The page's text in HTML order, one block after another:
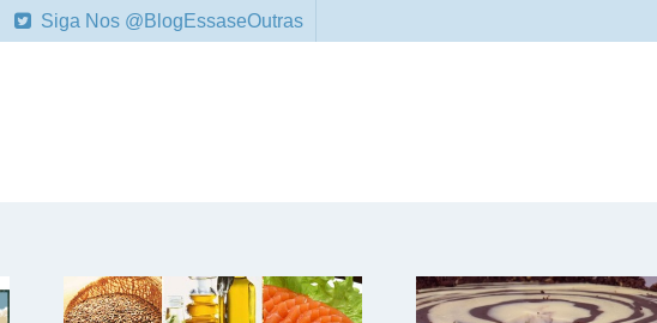
Siga Nos @BlogEssaseOutras